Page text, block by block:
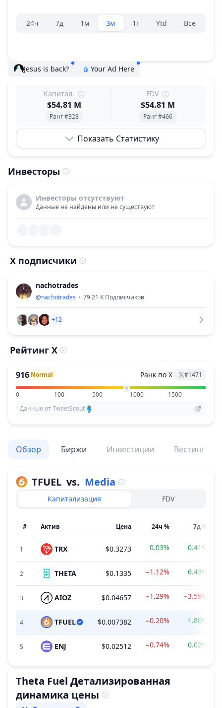
Селектор диапазона.
24ч 7д 1м 3м 1г Ytd Все
Jesus is back? Your Ad Here
Капитал.
$54.81 M
Ранг #328
FDV
$54.81 M
Ранг #466
Показать Статистику
Инвесторы
Инвесторы отсутствуют
Данные не найдены или не существуют
X подписчики
nachotrades
@nachotrades 79.21 K Подписчиков
+12
Рейтинг X
916 Normal Ранк по X #1471
0 100 500 1000
1500
Данные от TweetScout
Обзор Биржи Инвестиции Вестинг
TFUEL vs. Media
Капитализация FDV
# Актив Цена 24ч % 7д %
1 TRX $0.3273 0.03% 0.41%
2 THETA $0.1335 −1.12% 6.43%
3 AIOZ $0.04657 −1.29% −3.59%
4 TFUEL $0.007382 −0.20% 1.80%
5 ENJ $0.02512 −0.74% 0.02%
Theta Fuel Детализированная
динамика цены